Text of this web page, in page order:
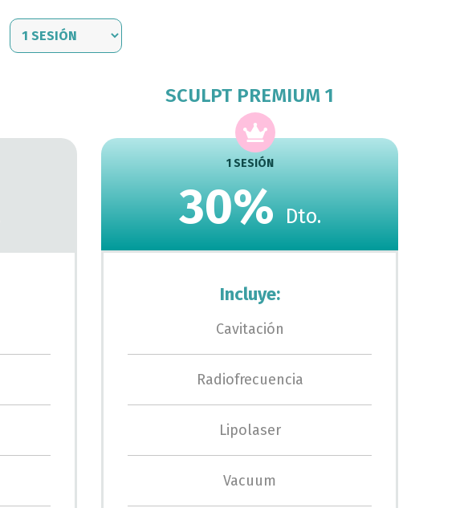
SCULPT PREMIUM 1
1 SESIÓN
30% Dto.
Incluye:
Cavitación
Radiofrecuencia
Lipolaser
Vacuum